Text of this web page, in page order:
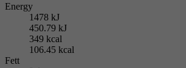
Energy
1478 kJ
450.79 kJ
349 kcal
106.45 kcal
Fett